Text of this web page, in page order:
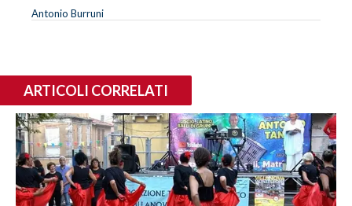
Antonio Burruni
ARTICOLI CORRELATI